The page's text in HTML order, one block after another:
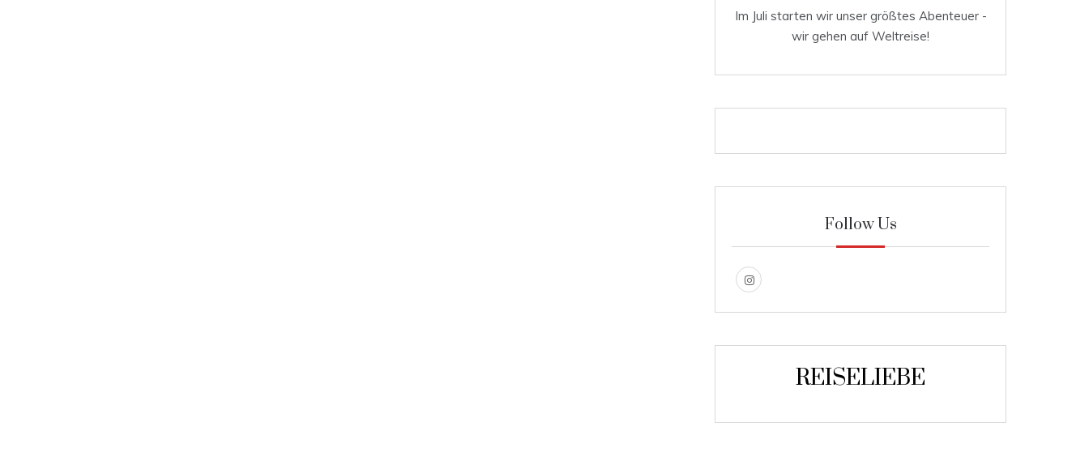
Im Juli starten wir unser größtes Abenteuer -
wir gehen auf Weltreise!
Follow Us
REISELIEBE